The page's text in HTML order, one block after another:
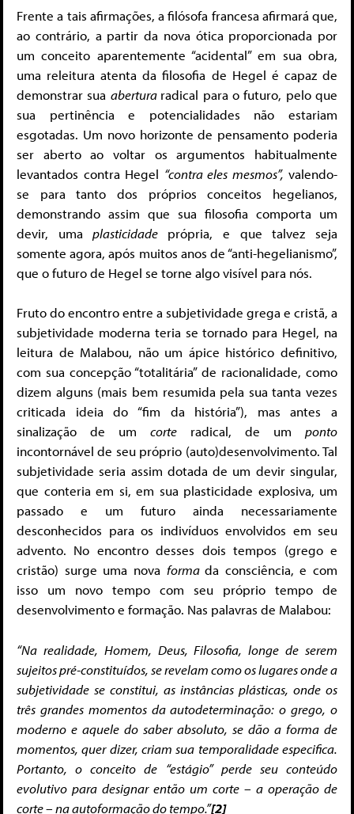
Frente a tais afirmações, a filósofa francesa afirmará que,
ao contrário, a partir da nova ótica proporcionada por
um conceito aparentemente “acidental” em sua obra,
uma releitura atenta da filosofia de Hegel é capaz de
demonstrar sua abertura radical para o futuro, pelo que
sua pertinência e potencialidades não estariam
esgotadas. Um novo horizonte de pensamento poderia
ser aberto ao voltar os argumentos habitualmente
levantados contra Hegel “contra eles mesmos”, valendo-
se para tanto dos próprios conceitos hegelianos,
demonstrando assim que sua filosofia comporta um
devir, umaplasticidade própria, e que talvez seja
somente agora, após muitos anos de “anti-hegelianismo”,
que o futuro de Hegel se torne algo visível para nós.
Fruto do encontro entre a subjetividade grega e cristã, a
subjetividade moderna teria se tornado para Hegel, na
leitura de Malabou, não um ápice histórico definitivo,
com sua concepção “totalitária” de racionalidade, como
dizem alguns (mais bem resumida pela sua tanta vezes
criticada ideia do “fim da história”), mas antes a
sinalização de um corte radical, de um ponto
incontornável de seu próprio (auto)desenvolvimento. Tal
subjetividade seria assim dotada de um devir singular,
que conteria em si, em sua plasticidade explosiva, um
passado e um futuro ainda necessariamente
desconhecidos para os indivíduos envolvidos em seu
advento. No encontro desses dois tempos (grego e
cristão) surge uma nova formada consciência, e com
isso um novo tempo com seu próprio tempo de
desenvolvimento e formação. Nas palavras de Malabou:
“Na realidade, Homem, Deus, Filosofia, longe de serem
sujeitos pré-constituídos, se revelam como os lugares onde a
subjetividade se constitui, as instâncias plásticas, onde os
três grandes momentos da autodeterminação: o grego, o
moderno e aquele do saber absoluto, se dão a forma de
momentos, quer dizer, criam sua temporalidade especifica.
Portanto, o conceito de “estágio” perde seu conteúdo
evolutivo para designar então um corte – a operação de
corte – na autoformação do tempo.”[2]